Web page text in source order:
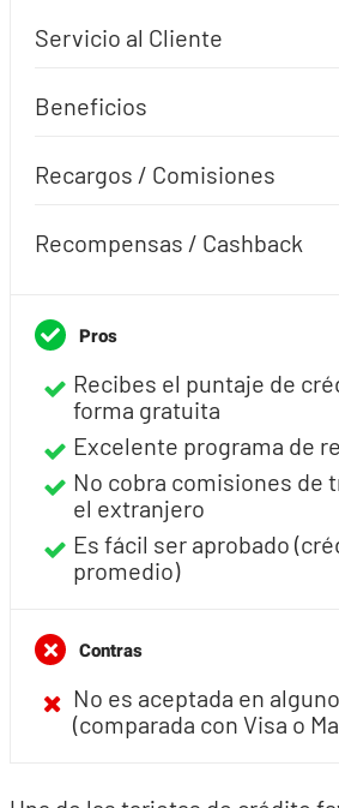
Servicio al Cliente
Beneficios
Recargos / Comisiones
Recompensas / Cashback
Pros
Recibes el puntaje de
forma gratuita
Excelente programa de
No cobra comisiones de
el extranjero
Es fácil ser aprobado
promedio)
Contras
No es aceptada en
(comparada con Visa o